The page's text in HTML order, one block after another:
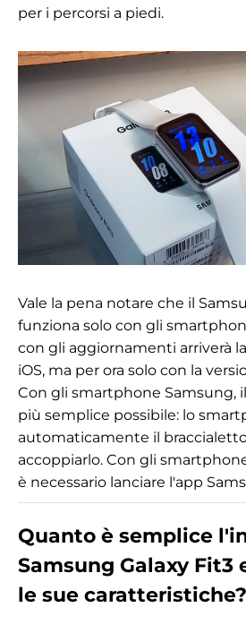
per i percorsi a piedi.
Vale la pena notare che il
funziona solo con gli
con gli aggiornamenti arriverà
iOS, ma per ora solo con la
Con gli smartphone Samsung,
più semplice possibile: lo
automaticamente il
accoppiarlo. Con gli
è necessario lanciare l'app
Quanto è semplice
Samsung Galaxy Fit3
le sue caratteristiche?